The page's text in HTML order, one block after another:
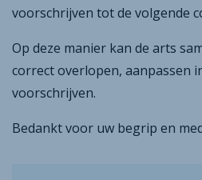
voorschrijven tot de volgende
Op deze manier kan de arts
correct overlopen, aanpassen
voorschrijven.
Bedankt voor uw begrip en